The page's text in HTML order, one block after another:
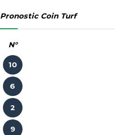
Pronostic Coin Turf
N°
10
6
2
9